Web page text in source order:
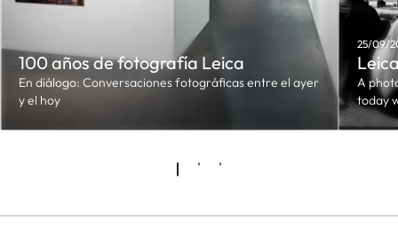
100 años de fotografía Leica
En diálogo: Conversaciones fotográficas entre el ayer
y el hoy
25/09/
A
today